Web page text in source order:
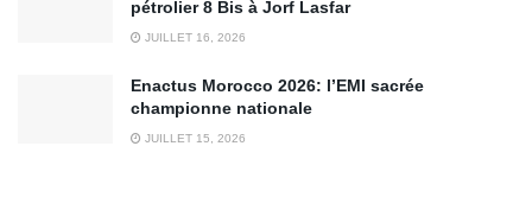
pétrolier 8 Bis à Jorf Lasfar
JUILLET 16, 2026
Enactus Morocco 2026: l’EMI sacrée
championne nationale
JUILLET 15, 2026